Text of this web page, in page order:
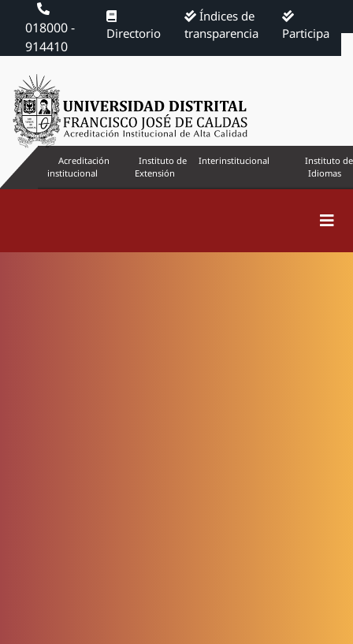
018000 -
914410
Directorio
Índices de
transparencia
Participa
Acreditación
institucional
Instituto de
Extensión
Interinstitucional
Instituto de
Idiomas